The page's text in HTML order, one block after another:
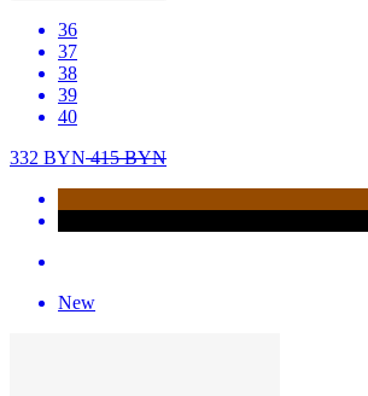
36
37
38
39
40
332 BYN415BYN
New